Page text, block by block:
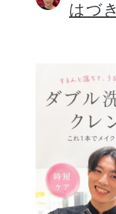
はづき